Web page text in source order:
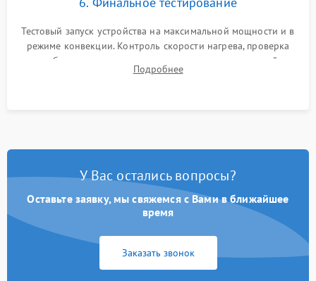
Тестовый запуск устройства на максимальной мощности и в
режиме конвекции. Контроль скорости нагрева, проверка
срабатывания термостата при достижении заданной
температуры и тест на отсутствие утечек тока.
Подробнее
У Вас остались вопросы?
Оставьте заявку, мы свяжемся с Вами в ближайшее
время
Заказать звонок